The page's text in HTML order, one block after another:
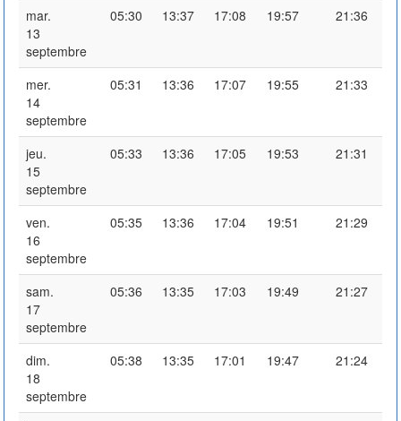
mar.
13
septembre
05:30 13:37 17:08 19:57 21:36
mer.
14
septembre
05:31 13:36 17:07 19:55 21:33
jeu.
15
septembre
05:33 13:36 17:05 19:53 21:31
ven.
16
septembre
05:35 13:36 17:04 19:51 21:29
sam.
17
septembre
05:36 13:35 17:03 19:49 21:27
dim.
18
septembre
05:38 13:35 17:01 19:47 21:24